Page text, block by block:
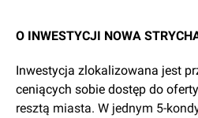
O INWESTYCJI NOWA
Inwestycja zlokalizowana jest
ceniących sobie dostęp do
resztą miasta. W jednym 5-